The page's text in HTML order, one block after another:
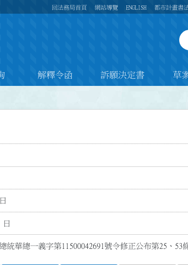
回法務局首頁 網站導覽 ENGLISH 都市計畫書
解釋令函 訴願決定書 草
日
統華總一義字第11500042691號令修正公布第25、